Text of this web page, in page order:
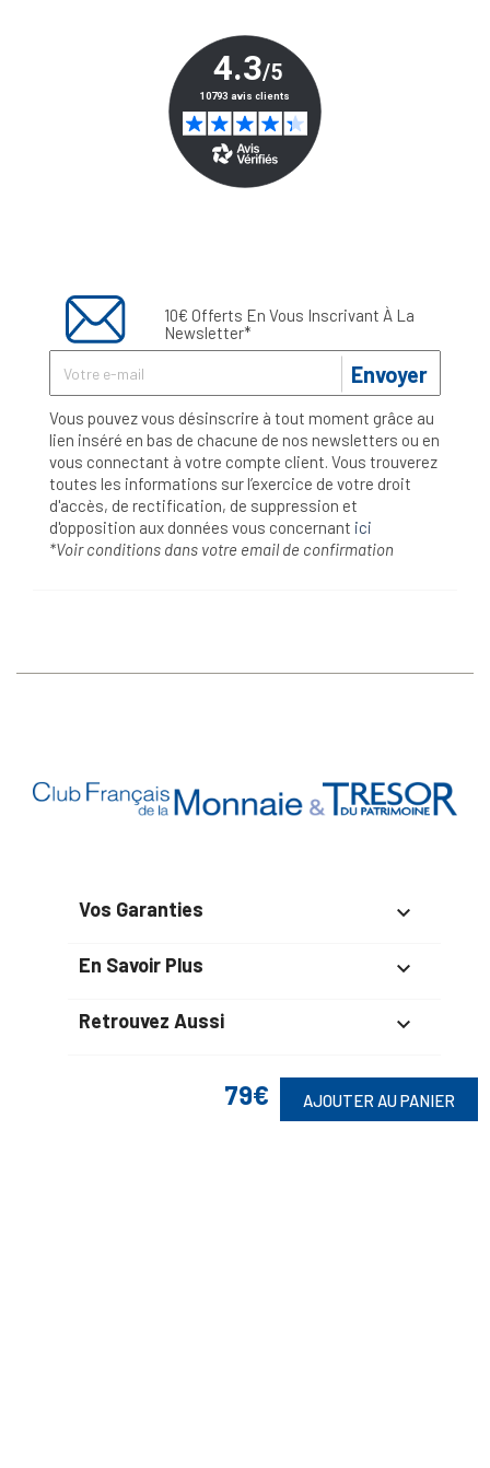
79€ AJOUTER AU PANIER
10€ Offerts En Vous Inscrivant À La
Newsletter*
Envoyer
Vous pouvez vous désinscrire à tout moment grâce au
lien inséré en bas de chacune de nos newsletters ou en
vous connectant à votre compte client. Vous trouverez
toutes les informations sur l’exercice de votre droit
d'accès, de rectification, de suppression et
d'opposition aux données vous concernant ici
*Voir conditions dans votre email de confirmation
Vos Garanties 
En Savoir Plus 
Retrouvez Aussi 